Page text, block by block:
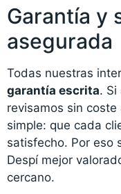
Garantía y
asegurada
Todas nuestras
garantía escrita. Si
revisamos sin
simple: que cada
satisfecho. Por eso
Despí mejor
cercano.